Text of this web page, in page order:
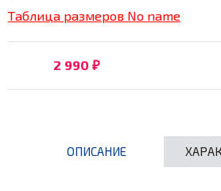
Таблица размеров No name
2 990₽
ОПИСАНИЕ